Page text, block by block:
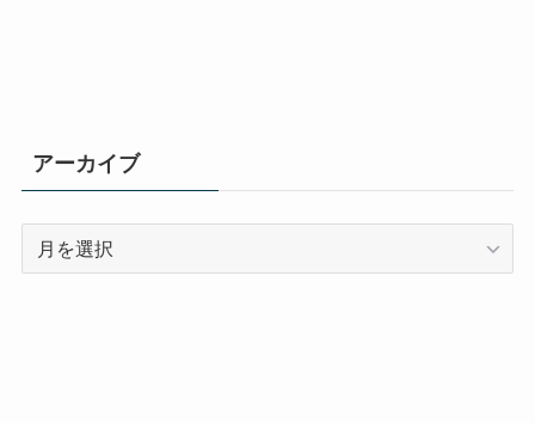
アーカイブ